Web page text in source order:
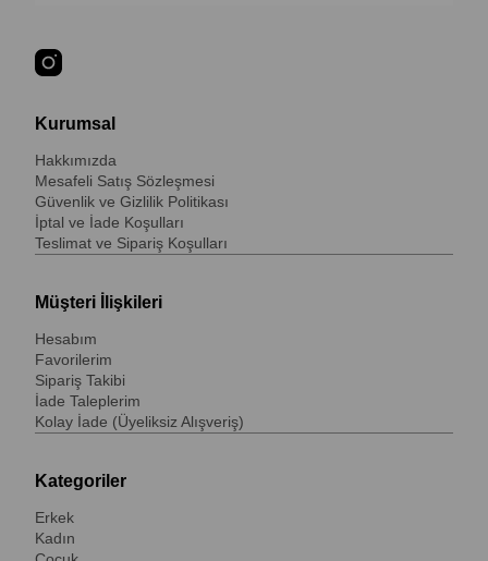
Kurumsal
Hakkımızda
Mesafeli Satış Sözleşmesi
Güvenlik ve Gizlilik Politikası
İptal ve İade Koşulları
Teslimat ve Sipariş Koşulları
Müşteri İlişkileri
Hesabım
Favorilerim
Sipariş Takibi
İade Taleplerim
Kolay İade (Üyeliksiz Alışveriş)
Kategoriler
Erkek
Kadın